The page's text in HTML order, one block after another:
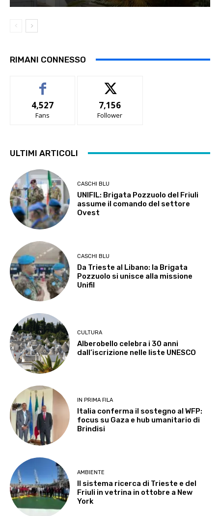
RIMANI CONNESSO
4,527
Fans
7,156
Follower
ULTIMI ARTICOLI
CASCHI BLU
UNIFIL: Brigata Pozzuolo del Friuli
assume il comando del settore
Ovest
CASCHI BLU
Da Trieste al Libano: la Brigata
Pozzuolo si unisce alla missione
Unifil
CULTURA
Alberobello celebra i 30 anni
dall’iscrizione nelle liste UNESCO
IN PRIMA FILA
Italia conferma il sostegno al WFP:
focus su Gaza e hub umanitario di
Brindisi
AMBIENTE
Il sistema ricerca di Trieste e del
Friuli in vetrina in ottobre a New
York